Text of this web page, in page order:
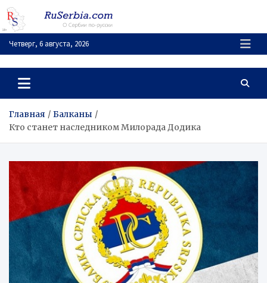
Перейти
содержимому
Четверг, 6 августа, 2026
RuSerbia.com
О Сербии – по-русски
Главная
Балканы
Кто станет наследником Милорада Додика